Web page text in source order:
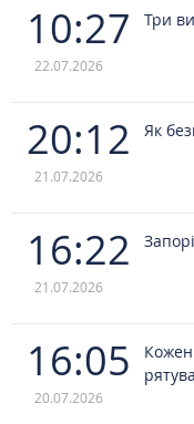
10:27
22.07.2026
Три
20:12
21.07.2026
Як
16:22
21.07.2026
16:05
20.07.2026